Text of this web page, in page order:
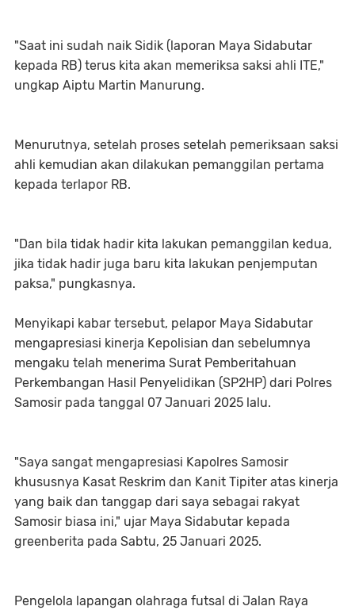
"Saat ini sudah naik Sidik (laporan Maya Sidabutar
kepada RB) terus kita akan memeriksa saksi ahli ITE,"
ungkap Aiptu Martin Manurung.
Menurutnya, setelah proses setelah pemeriksaan saksi
ahli kemudian akan dilakukan pemanggilan pertama
kepada terlapor RB.
"Dan bila tidak hadir kita lakukan pemanggilan kedua,
jika tidak hadir juga baru kita lakukan penjemputan
paksa," pungkasnya.
Menyikapi kabar tersebut, pelapor Maya Sidabutar
mengapresiasi kinerja Kepolisian dan sebelumnya
mengaku telah menerima Surat Pemberitahuan
Perkembangan Hasil Penyelidikan (SP2HP) dari Polres
Samosir pada tanggal 07 Januari 2025 lalu.
"Saya sangat mengapresiasi Kapolres Samosir
khususnya Kasat Reskrim dan Kanit Tipiter atas kinerja
yang baik dan tanggap dari saya sebagai rakyat
Samosir biasa ini," ujar Maya Sidabutar kepada
greenberita pada Sabtu, 25 Januari 2025.
Pengelola lapangan olahraga futsal di Jalan Raya